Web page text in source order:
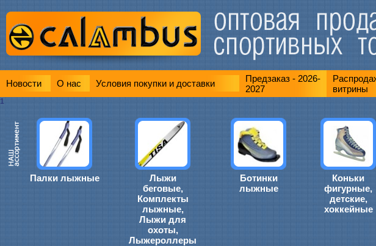
Новости О нас Условия покупки и доставки
Предзаказ - 2026-
2027
витрины
1
Палки лыжные
Лыжи
беговые,
Комплекты
лыжные,
Лыжи для
охоты,
Лыжероллеры
Ботинки
лыжные
Коньки
фигурные,
детские,
хоккейные